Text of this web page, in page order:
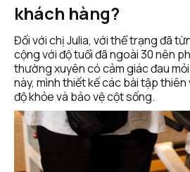
khách hàng?
Đối với chị Julia, với thể trạng đã
cộng với độ tuổi đã ngoài 30 nên
thường xuyên có cảm giác đau
này, mình thiết kế các bài tập
độ khỏe và bảo vệ cột sống.